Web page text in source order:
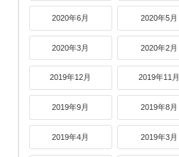
2020年6月 2020年5月
2020年3月 2020年2月
2019年12月 2019年11月
2019年9月 2019年8月
2019年4月 2019年3月